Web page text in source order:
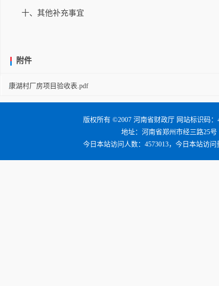
十、其他补充事宜
附件
康湖村厂房项目验收表.pdf
版权所有 ©2007 河南省财政厅 网站标识码：
地址：河南省郑州市经三路25号
今日本站访问人数：4573013，今日本站访问